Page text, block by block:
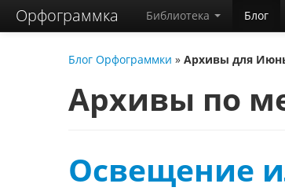
Орфограммка Библиотека Блог
Блог Орфограммки » Архивы для
Архивы по
Освещение